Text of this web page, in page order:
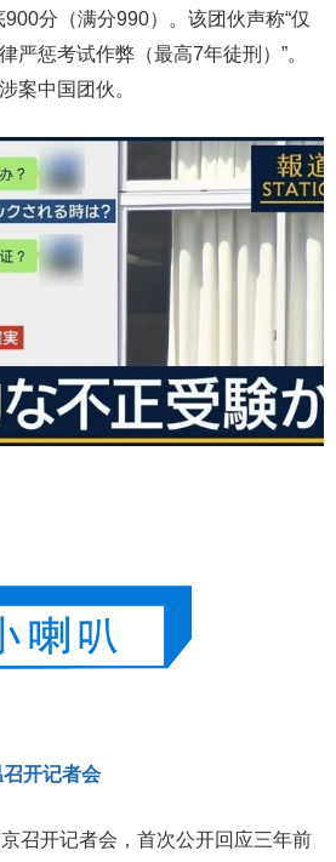
分（满分990）。该团伙声称“仅
严惩考试作弊（最高7年徒刑）”。
案中国团伙。
召开记者会
召开记者会，首次公开回应三年前